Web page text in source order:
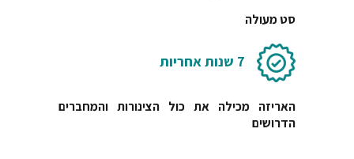
סט מעולה
7 שנות אחריות
האריזה מכילה את כול הצינורות והמחברים
הדרושים